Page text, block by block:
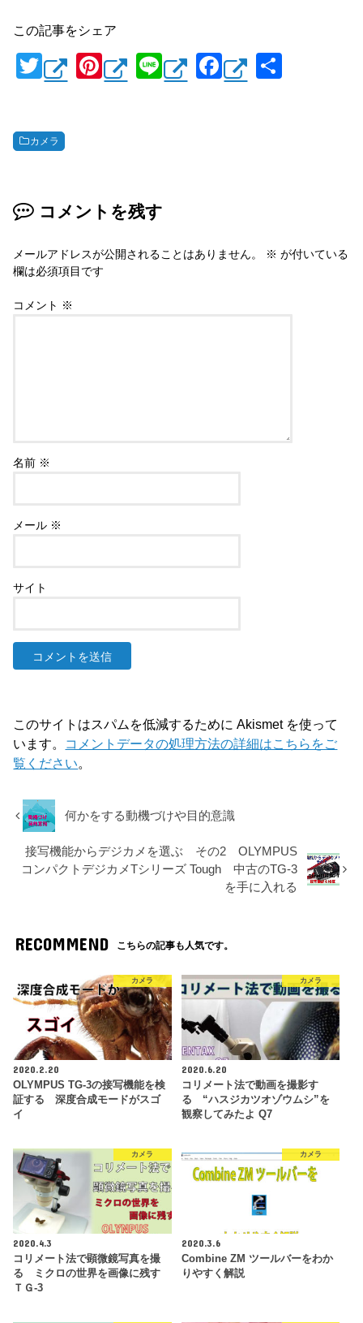
この記事をシェア
T
wi
er
Pi
nt
Li
n
F
a
k
カメラ
コメントを残す
メールアドレスが公開されることはありません。 ※ が付いている
欄は必須項目です
コメント ※
名前 ※
メール ※
サイト
このサイトはスパムを低減するために Akismet を使って
います。 コメントデータの処理方法の詳細はこちらをご
覧ください。
何かをする動機づけや目的意識
接写機能からデジカメを選ぶ その2 OLYMPUS
コンパクトデジカメTシリーズ Tough 中古のTG-3
を手に入れる
RECOMMEND こちらの記事も人気です。
カメラ
2020.2.20
OLYMPUS TG-3の接写機能を検
証する 深度合成モードがスゴ
イ
カメラ
2020.6.20
コリメート法で動画を撮影す
る “ハスジカツオゾウムシ”を
観察してみたよ Q7
カメラ
2020.4.3
コリメート法で顕微鏡写真を撮
る ミクロの世界を画像に残す
ＴＧ-3
カメラ
2020.3.6
Combine ZM ツールバーをわか
りやすく解説